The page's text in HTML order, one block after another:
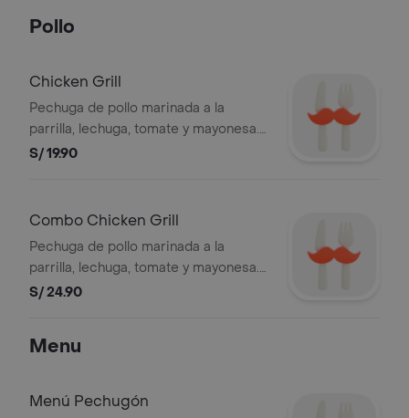
Pollo
Chicken Grill
Pechuga de pollo marinada a la
parrilla, lechuga, tomate y mayonesa.
BEMBOS S.A.C RUC 20101087647
S/ 19.90
Combo Chicken Grill
Pechuga de pollo marinada a la
parrilla, lechuga, tomate y mayonesa.
Puedes elegir entre mediana o
S/ 24.90
Menu
Menú Pechugón